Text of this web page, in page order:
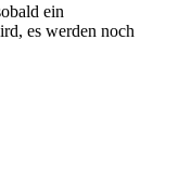
ein
es werden noch